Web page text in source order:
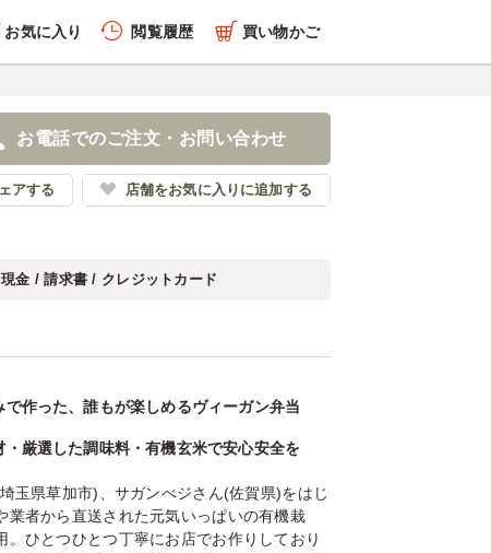
お気に入り 閲覧履歴 買い物かご
お電話でのご注文・お問い合わせ
アする 店舗をお気に入りに追加する
現金 / 請求書 / クレジットカード
で作った、誰もが楽しめるヴィーガン弁当
・厳選した調味料・有機玄米で安心安全を
玉県草加市)、サガンべジさん(佐賀県)をはじ
業者から直送された元気いっぱいの有機栽
。ひとつひとつ丁寧にお店でお作りしており